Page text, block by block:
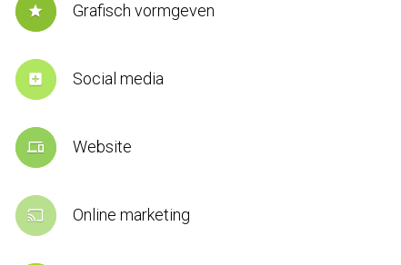
star Grafisch vormgeven
add_box Social media
devices Website
cast Online marketing